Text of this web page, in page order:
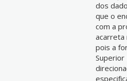
dos
que o
com a
pois a
Superior